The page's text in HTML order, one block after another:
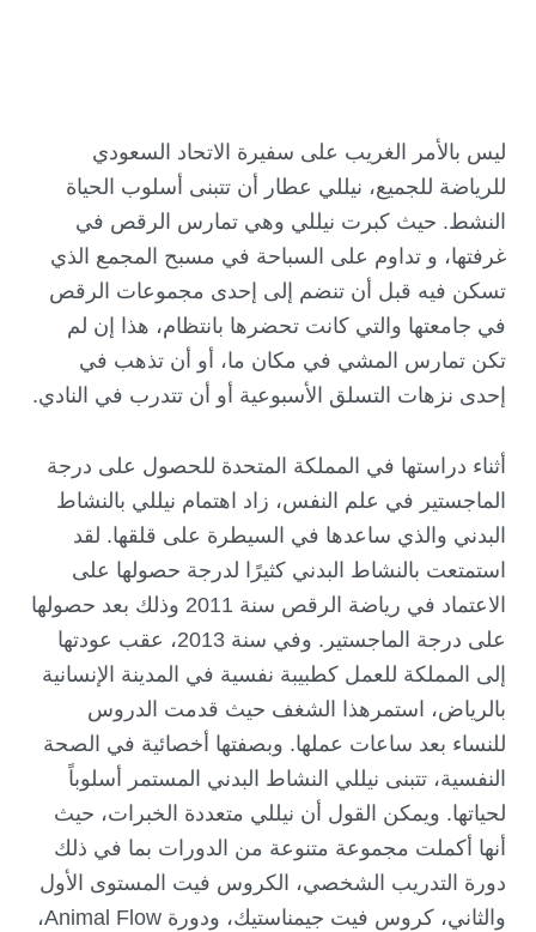
ليس بالأمر الغريب على سفيرة الاتحاد السعودي
للرياضة للجميع، نيللي عطار أن تتبنى أسلوب الحياة
النشط. حيث كبرت نيللي وهي تمارس الرقص في
غرفتها، و تداوم على السباحة في مسبح المجمع الذي
تسكن فيه قبل أن تنضم إلى إحدى مجموعات الرقص
في جامعتها والتي كانت تحضرها بانتظام، هذا إن لم
تكن تمارس المشي في مكان ما، أو أن تذهب في
إحدى نزهات التسلق الأسبوعية أو أن تتدرب في النادي.
أثناء دراستها في المملكة المتحدة للحصول على درجة
الماجستير في علم النفس، زاد اهتمام نيللي بالنشاط
البدني والذي ساعدها في السيطرة على قلقها. لقد
استمتعت بالنشاط البدني كثيرًا لدرجة حصولها على
الاعتماد في رياضة الرقص سنة 2011 وذلك بعد حصولها
على درجة الماجستير. وفي سنة 2013، عقب عودتها
إلى المملكة للعمل كطبيبة نفسية في المدينة الإنسانية
بالرياض، استمرهذا الشغف حيث قدمت الدروس
للنساء بعد ساعات عملها. وبصفتها أخصائية في الصحة
النفسية، تتبنى نيللي النشاط البدني المستمر أسلوباً
لحياتها. ويمكن القول أن نيللي متعددة الخبرات، حيث
أنها أكملت مجموعة متنوعة من الدورات بما في ذلك
دورة التدريب الشخصي، الكروس فيت المستوى الأول
والثاني، كروس فيت جيمناستيك، ودورة Animal Flow،